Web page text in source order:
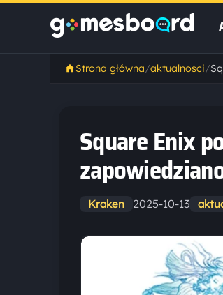
Strona główna/aktualnosci/
Square Enix
Kraken 2025-10-13